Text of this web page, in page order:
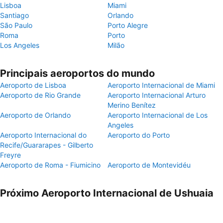
Lisboa
Miami
Santiago
Orlando
São Paulo
Porto Alegre
Roma
Porto
Los Angeles
Milão
Principais aeroportos do mundo
Aeroporto de Lisboa
Aeroporto Internacional de Miami
Aeroporto de Rio Grande
Aeroporto Internacional Arturo
Merino Benítez
Aeroporto de Orlando
Aeroporto Internacional de Los
Angeles
Aeroporto Internacional do
Recife/Guararapes - Gilberto
Freyre
Aeroporto do Porto
Aeroporto de Roma - Fiumicino Aeroporto de Montevidéu
Próximo Aeroporto Internacional de Ushuaia